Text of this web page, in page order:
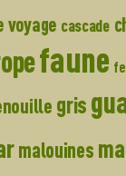
voyage cascade
faune
gris
malouines